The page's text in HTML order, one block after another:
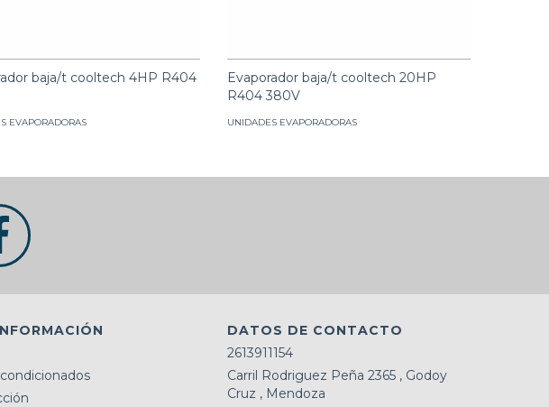
baja/t cooltech 4HP R404
EVAPORADORAS
Evaporador baja/t cooltech 20HP
R404 380V
UNIDADES EVAPORADORAS
DATOS DE CONTACTO
2613911154
Carril Rodriguez Peña 2365 , Godoy
Cruz , Mendoza